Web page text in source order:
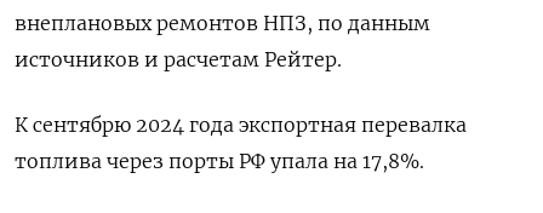
внеплановых ремонтов НПЗ, по данным
источников и расчетам Рейтер.
К сентябрю 2024 года экспортная перевалка
топлива через порты РФ упала на 17,8%.